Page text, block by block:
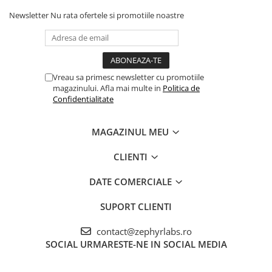
timpul utilizării pre-chirurgicale, se administrează pacientului
numai dacă s-a stabilit absența hipersensibilității sau intoleranței
la produs. Adulți și copii: se recomandă două puf-uri pentru
fiecare nară, de două ori pe zi sau în funcție de recomandarea
Newsletter Nu rata ofertele si promotiile noastre
Vreau sa primesc newsletter cu promotiile
magazinului. Afla mai multe in Politica de
Confidentialitate
MAGAZINUL MEU
CLIENTI
DATE COMERCIALE
SUPORT CLIENTI
contact@zephyrlabs.ro
SOCIAL URMARESTE-NE IN SOCIAL MEDIA